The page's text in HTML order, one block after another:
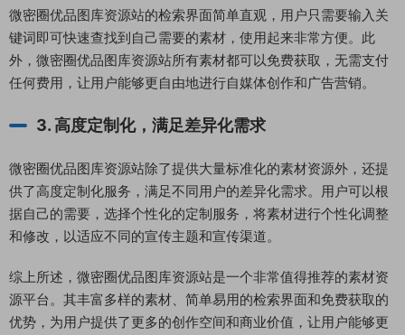
微密圈优品图库资源站的检索界面简单直观，用户只需要输入关
键词即可快速查找到自己需要的素材，使用起来非常方便。此
外，微密圈优品图库资源站所有素材都可以免费获取，无需支付
任何费用，让用户能够更自由地进行自媒体创作和广告营销。
3. 高度定制化，满足差异化需求
微密圈优品图库资源站除了提供大量标准化的素材资源外，还提
供了高度定制化服务，满足不同用户的差异化需求。用户可以根
据自己的需要，选择个性化的定制服务，将素材进行个性化调整
和修改，以适应不同的宣传主题和宣传渠道。
综上所述，微密圈优品图库资源站是一个非常值得推荐的素材资
源平台。其丰富多样的素材、简单易用的检索界面和免费获取的
优势，为用户提供了更多的创作空间和商业价值，让用户能够更